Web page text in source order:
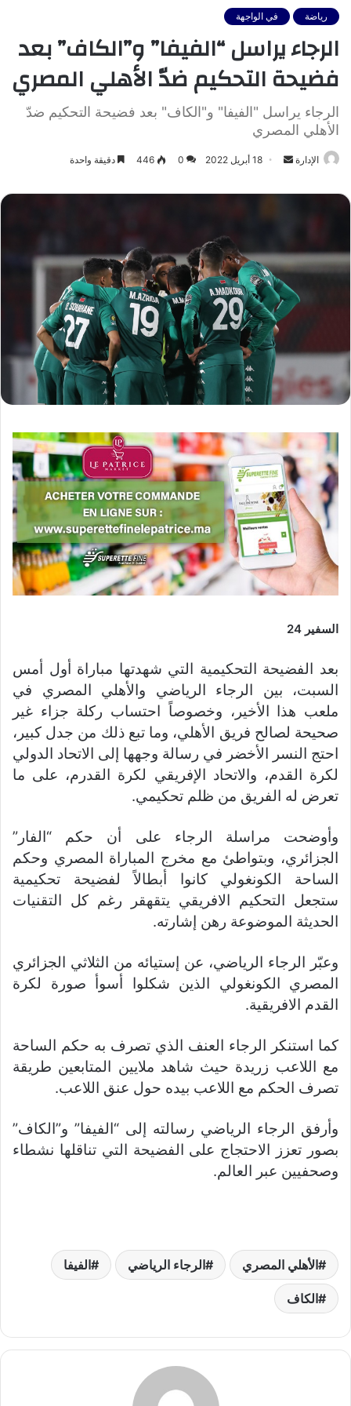
رياضة في الواجهة
الرجاء يراسل “الفيفا” و”الكاف” بعد
فضيحة التحكيم ضدّ الأهلي المصري
الرجاء يراسل "الفيفا" و"الكاف" بعد فضيحة التحكيم ضدّ
الأهلي المصري
الإدارة
أرسل
إلكترونيا
18 أبريل 2022 0
446 دقيقة واحدة
السفير 24
بعد الفضيحة التحكيمية التي شهدتها مباراة أول أمس
السبت، بين الرجاء الرياضي والأهلي المصري في
ملعب هذا الأخير، وخصوصاً احتساب ركلة جزاء غير
صحيحة لصالح فريق الأهلي، وما تبع ذلك من جدل كبير،
احتج النسر الأخضر في رسالة وجهها إلى الاتحاد الدولي
لكرة القدم، والاتحاد الإفريقي لكرة القدرم، على ما
تعرض له الفريق من ظلم تحكيمي.
وأوضحت مراسلة الرجاء على أن حكم “الفار”
الجزائري، وبتواطئ مع مخرج المباراة المصري وحكم
الساحة الكونغولي كانوا أبطالاً لفضيحة تحكيمية
ستجعل التحكيم الافريقي يتقهقر رغم كل التقنيات
الحديثة الموضوعة رهن إشارته.
وعبّر الرجاء الرياضي، عن إستيائه من الثلاثي الجزائري
المصري الكونغولي الذين شكلوا أسوأ صورة لكرة
القدم الافريقية.
كما استنكر الرجاء العنف الذي تصرف به حكم الساحة
مع اللاعب زريدة حيث شاهد ملايين المتابعين طريقة
تصرف الحكم مع اللاعب بيده حول عنق اللاعب.
وأرفق الرجاء الرياضي رسالته إلى “الفيفا” و”الكاف”
بصور تعزز الاحتجاج على الفضيحة التي تناقلها نشطاء
وصحفيين عبر العالم.
الأهلي المصري الرجاء الرياضي الفيفا
الكاف